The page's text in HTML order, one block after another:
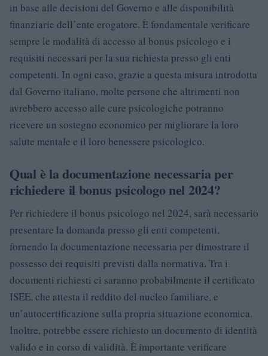
in base alle decisioni del Governo e alle disponibilità
finanziarie dell’ente erogatore. È fondamentale verificare
sempre le modalità di accesso al bonus psicologo e i
requisiti necessari per la sua richiesta presso gli enti
competenti. In ogni caso, grazie a questa misura introdotta
dal Governo italiano, molte persone che altrimenti non
avrebbero accesso alle cure psicologiche potranno
ricevere un sostegno economico per migliorare la loro
salute mentale e il loro benessere psicologico.
Qual è la documentazione necessaria per
richiedere il bonus psicologo nel 2024?
Per richiedere il bonus psicologo nel 2024, sarà necessario
presentare la domanda presso gli enti competenti,
fornendo la documentazione necessaria per dimostrare il
possesso dei requisiti previsti dalla normativa. Tra i
documenti richiesti ci saranno probabilmente il certificato
ISEE, che attesta il reddito del nucleo familiare, e
un’autocertificazione sulla propria situazione economica.
Inoltre, potrebbe essere richiesto un documento di identità
valido e in corso di validità. È importante verificare